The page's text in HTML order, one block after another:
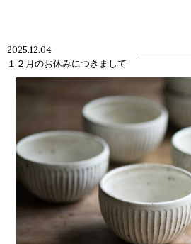
2025.12.04
１２月のお休みにつきまして